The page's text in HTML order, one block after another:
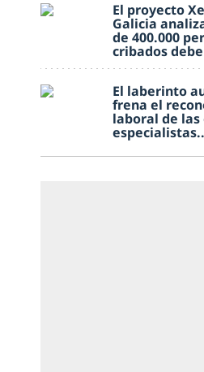
El proyecto
Galicia
de 400.000
cribados
El laberinto
frena el
laboral de